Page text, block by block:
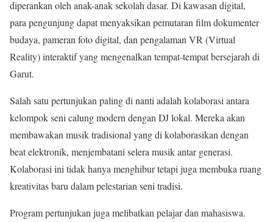
diperankan oleh anak-anak sekolah dasar. Di kawasan digital,
para pengunjung dapat menyaksikan pemutaran film dokumenter
budaya, pameran foto digital, dan pengalaman VR (Virtual
Reality) interaktif yang mengenalkan tempat-tempat bersejarah di
Garut.
Salah satu pertunjukan paling di nanti adalah kolaborasi antara
kelompok seni calung modern dengan DJ lokal. Mereka akan
membawakan musik tradisional yang di kolaborasikan dengan
beat elektronik, menjembatani selera musik antar generasi.
Kolaborasi ini tidak hanya menghibur tetapi juga membuka ruang
kreativitas baru dalam pelestarian seni tradisi.
Program pertunjukan juga melibatkan pelajar dan mahasiswa.